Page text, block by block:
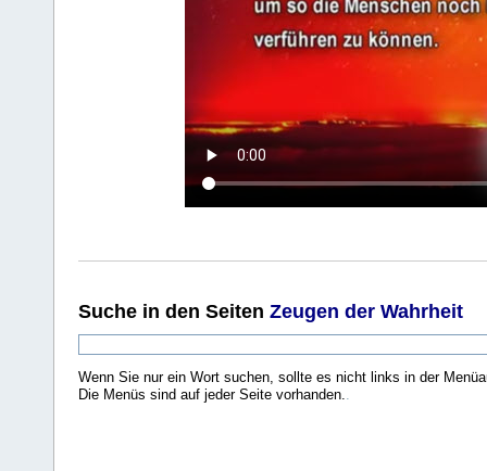
Suche in den Seiten Zeugen der Wahrheit
Wenn Sie nur ein Wort suchen, sollte es nicht links in der
Die Menüs sind auf jeder Seite vorhanden..